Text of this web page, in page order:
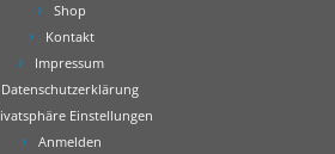
Shop
Kontakt
Impressum
Datenschutzerklärung
Einstellungen
Anmelden